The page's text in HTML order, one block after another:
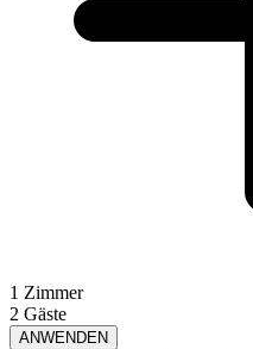
1 Zimmer
2 Gäste
ANWENDEN